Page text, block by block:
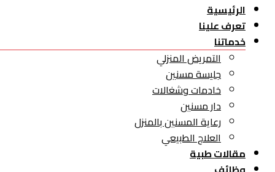
الرئيسية
تعرف علينا
خدماتنا
التمريض المنزلي
جليسة مسنين
خادمات وشغالات
دار مسنين
رعاية المسنين بالمنزل
العلاج الطبيعي
مقالات طبية